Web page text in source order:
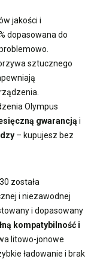
jakości i
dopasowana do
sztucznego
Olympus
gwarancją i
– kupujesz bez
została
i niezawodnej
i dopasowany
kompatybilność i
litowo-jonowe
ładowanie i brak